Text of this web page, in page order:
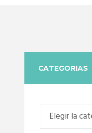
CATEGORIAS
Categorias